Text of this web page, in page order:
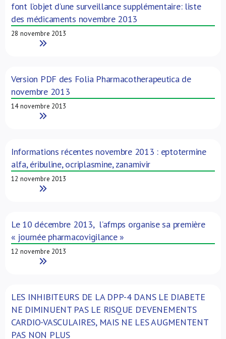
font l’objet d’une surveillance supplémentaire: liste
des médicaments novembre 2013
28 novembre 2013
Read More
Version PDF des Folia Pharmacotherapeutica de
novembre 2013
14 novembre 2013
Read More
Informations récentes novembre 2013 : eptotermine
alfa, éribuline, ocriplasmine, zanamivir
12 novembre 2013
Read More
Le 10 décembre 2013, l’afmps organise sa première
« journée pharmacovigilance »
12 novembre 2013
Read More
LES INHIBITEURS DE LA DPP-4 DANS LE DIABETE
NE DIMINUENT PAS LE RISQUE D’EVENEMENTS
CARDIO-VASCULAIRES, MAIS NE LES AUGMENTENT
PAS NON PLUS